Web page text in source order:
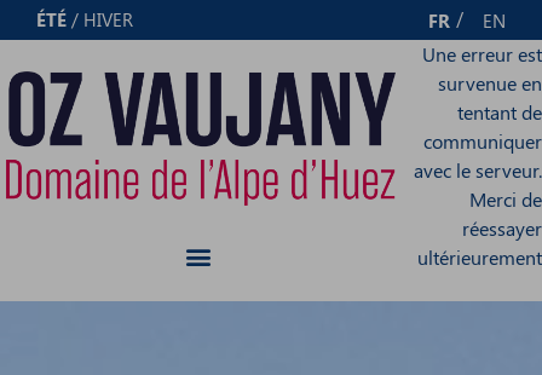
ÉTÉ / HIVER FR EN
Une erreur est
survenue en
tentant de
communiquer
avec le serveur.
Merci de
réessayer
ultérieurement
Panneau de gestion des cookies